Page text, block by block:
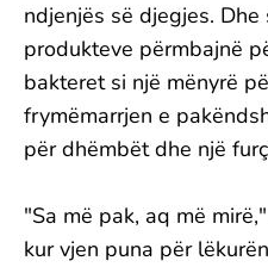
ndjenjës së djegjes. Dhe
produkteve përmbajnë
bakteret si një mënyrë
frymëmarrjen e
për dhëmbët dhe një
"Sa më pak, aq më
kur vjen puna për